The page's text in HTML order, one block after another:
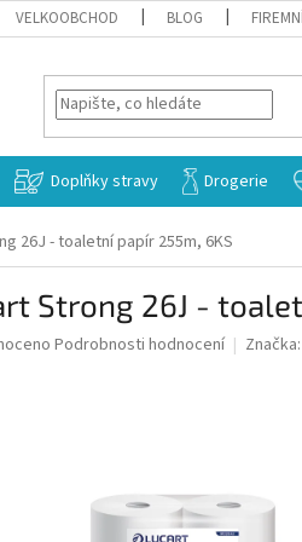
VELKOOBCHOD BLOG
Doplňky stravy Drogerie
26J - toaletní papír 255m, 6KS
Strong 26J -
Podrobnosti hodnocení Značka: